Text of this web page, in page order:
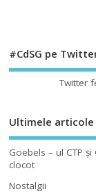
#CdSG pe
Twitter
Ultimele articole
Goebels – ul CTP
clocot
Nostalgii